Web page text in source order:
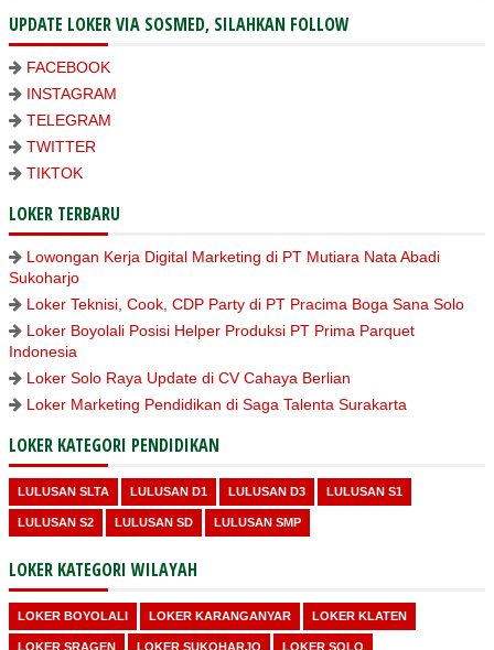
UPDATE LOKER VIA SOSMED, SILAHKAN FOLLOW
FACEBOOK
INSTAGRAM
TELEGRAM
TWITTER
TIKTOK
LOKER TERBARU
Lowongan Kerja Digital Marketing di PT Mutiara Nata Abadi
Sukoharjo
Loker Teknisi, Cook, CDP Party di PT Pracima Boga Sana Solo
Loker Boyolali Posisi Helper Produksi PT Prima Parquet
Indonesia
Loker Solo Raya Update di CV Cahaya Berlian
Loker Marketing Pendidikan di Saga Talenta Surakarta
LOKER KATEGORI PENDIDIKAN
LULUSAN SLTA LULUSAN D1 LULUSAN D3 LULUSAN S1
LULUSAN S2 LULUSAN SD LULUSAN SMP
LOKER KATEGORI WILAYAH
LOKER BOYOLALI LOKER KARANGANYAR LOKER KLATEN
LOKER SRAGEN LOKER SUKOHARJO LOKER SOLO